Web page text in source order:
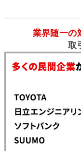
業界随一の
取